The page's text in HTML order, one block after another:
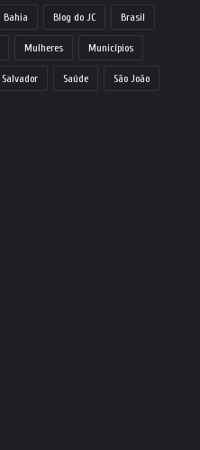
Bahia Blog do JC Brasil
Mulheres Municípios
Salvador Saúde São João